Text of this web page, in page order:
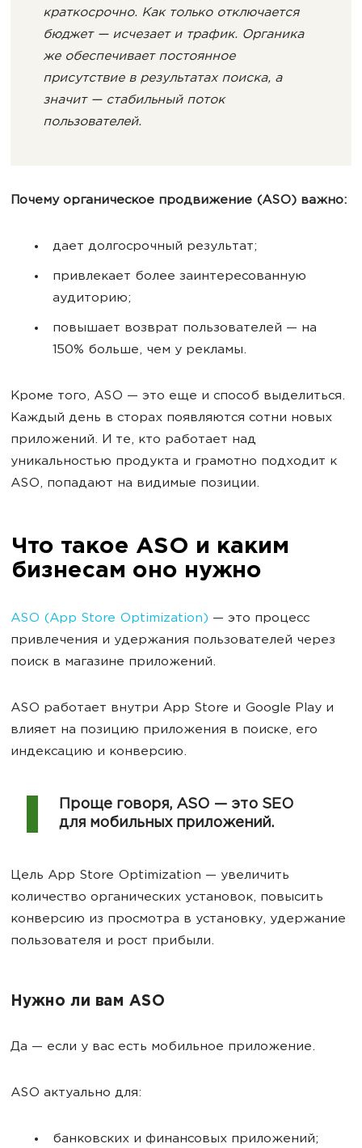
краткосрочно. Как только отключается
бюджет — исчезает и трафик. Органика
же обеспечивает постоянное
присутствие в результатах поиска, а
значит — стабильный поток
пользователей.
Почему органическое продвижение (ASO) важно:
дает долгосрочный результат;
привлекает более заинтересованную
аудиторию;
повышает возврат пользователей — на
150% больше, чем у рекламы.
Кроме того, ASO — это еще и способ выделиться.
Каждый день в сторах появляются сотни новых
приложений. И те, кто работает над
уникальностью продукта и грамотно подходит к
ASO, попадают на видимые позиции.
Что такое ASO и каким
бизнесам оно нужно
ASO (App Store Optimization) — это процесс
привлечения и удержания пользователей через
поиск в магазине приложений.
ASO работает внутри App Store и Google Play и
влияет на позицию приложения в поиске, его
индексацию и конверсию.
Проще говоря, ASO — это SEO
для мобильных приложений.
Цель App Store Optimization — увеличить
количество органических установок, повысить
конверсию из просмотра в установку, удержание
пользователя и рост прибыли.
Нужно ли вам ASO
Да — если у вас есть мобильное приложение.
ASO актуально для:
банковских и финансовых приложений;